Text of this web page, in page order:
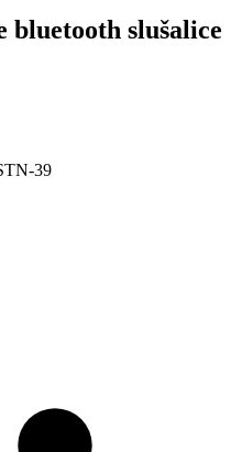
bluetooth slušalice
39